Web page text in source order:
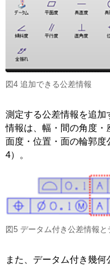
図4 追加できる公差情報
測定する公差情報を追
情報は、幅・間の角度・
面度・位置・面の輪郭度
4）。
図5 データム付き公差情報と
また、データム付き幾